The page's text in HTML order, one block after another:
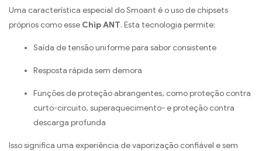
Uma característica especial do Smoant é o uso de chipsets
próprios como esse Chip ANT. Esta tecnologia permite:
Saída de tensão uniforme para sabor consistente
Resposta rápida sem demora
Funções de proteção abrangentes, como proteção contra
curto-circuito, superaquecimento- e proteção contra
descarga profunda
Isso significa uma experiência de vaporização confiável e sem